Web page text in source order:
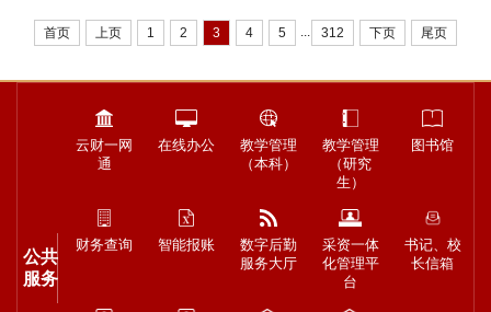
首页 上页 1 2 3 4 5 ... 312 下页 尾页
公共
服务
云财一网
通
在线办公
教学管理
（本科）
教学管理
（研究
生）
图书馆
财务查询 智能报账
数字后勤
服务大厅
采资一体
化管理平
台
书记、校
长信箱